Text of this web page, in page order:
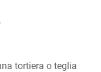
tortiera o teglia